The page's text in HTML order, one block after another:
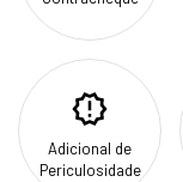
Adicional de
Periculosidade